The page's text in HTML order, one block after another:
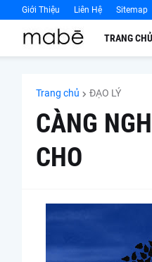
Giới Thiệu Liên Hệ Sitemap
TRANG CHỦ
Trang chủ ĐẠO LÝ
CÀNG
CHO